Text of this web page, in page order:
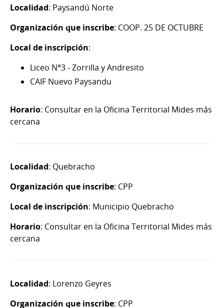
Localidad: Paysandú Norte
Organización que inscribe: COOP. 25 DE OCTUBRE
Local de inscripción:
Liceo N°3 - Zorrilla y Andresito
CAIF Nuevo Paysandu
Horario: Consultar en la Oficina Territorial Mides más
cercana
Localidad: Quebracho
Organización que inscribe: CPP
Local de inscripción: Municipio Quebracho
Horario: Consultar en la Oficina Territorial Mides más
cercana
Localidad: Lorenzo Geyres
Organización que inscribe: CPP